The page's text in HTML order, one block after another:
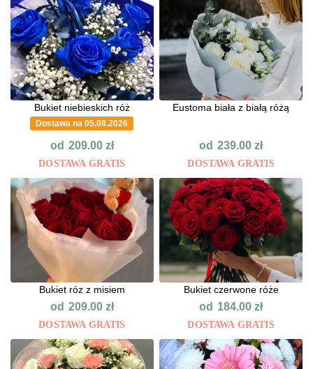
Bukiet niebieskich róż
Dostawa na 05.08.2026
od 209.00 zł
DOSTAWA GRATIS
Eustoma biała z białą różą
od 239.00zł
DOSTAWA GRATIS
Bukiet róz z misiem
od 209.00 zł
DOSTAWA GRATIS
Bukiet czerwone róże
od 184.00zł
DOSTAWA GRATIS